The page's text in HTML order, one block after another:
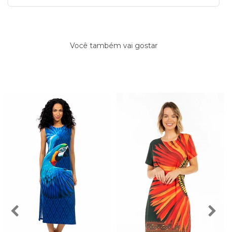
Você também vai gostar